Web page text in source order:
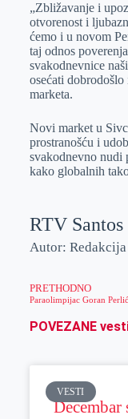
„Zbližavanje i
otvorenost i
ćemo i u novom
taj odnos
svakodnevnice
osećati
marketa.
Novi market u
prostranošću i
svakodnevno nudi
kako globalnih
RTV Santos
Autor:
PRETHODNO
POVEZANE
VESTI
Decembar